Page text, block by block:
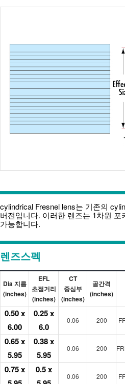
cylindrical Fresnel lens는 기존의
버전입니다. 이러한 렌즈는 1차원
가능합니다.
렌즈스펙
Dia 지름
(inches)
EFL
초점거리
(inches)
CT
중심부
(inches)
골간격
(inches)
0.50 x
6.00
0.25 x
6.0
0.06 200
0.65 x
5.95
0.38 x
5.95
0.06 200
0.75 x
0.5 x
0.06 200